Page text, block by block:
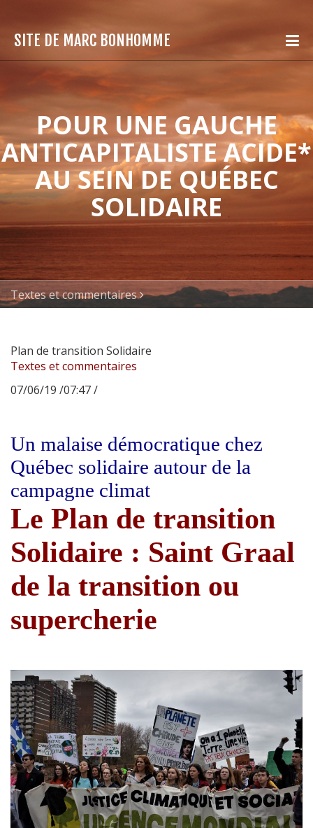
SITE DE MARC BONHOMME
POUR UNE GAUCHE
ANTICAPITALISTE ACIDE*
AU SEIN DE QUÉBEC
SOLIDAIRE
Textes et commentaires
Plan de transition Solidaire
Textes et commentaires
07/06/19 /07:47 /
Un malaise démocratique chez
Québec solidaire autour de la
campagne climat
Le Plan de transition
Solidaire : Saint Graal
de la transition ou
supercherie